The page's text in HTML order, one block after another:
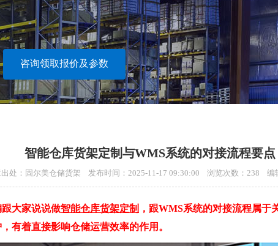
咨询领取报价及参数
智能仓库货架定制与WMS系统的对接流程要点
出处：固尔美仓储货架 发布时间：2025-11-17 09:30:00 浏览次数：238 编
大家说说做智能仓库货架定制 ，跟WMS系统的对接流程属于
有着直接影响仓储运营效率的作用。